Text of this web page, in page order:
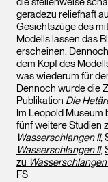
geradezu reliefhaft
Gesichtszüge des
Modells lassen das
erscheinen.
dem Kopf des
was wiederum für
Dennoch wurde die
Publikation Die
Im Leopold Museum
fünf weitere Studien
Wasserschlangen II,
Wasserschlangen II,
zu Wasserschlangen
FS